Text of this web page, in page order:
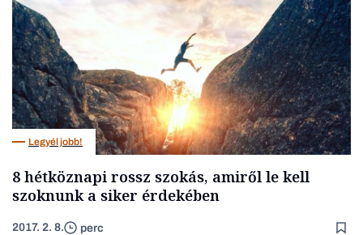
Legyél jobb!
8 hétköznapi rossz szokás, amiről le kell
szoknunk a siker érdekében
2017. 2. 8. perc